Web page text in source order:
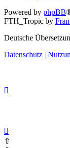
Powered by phpBB
FTH_Tropic by
Deutsche
Datenschutz |
⇧